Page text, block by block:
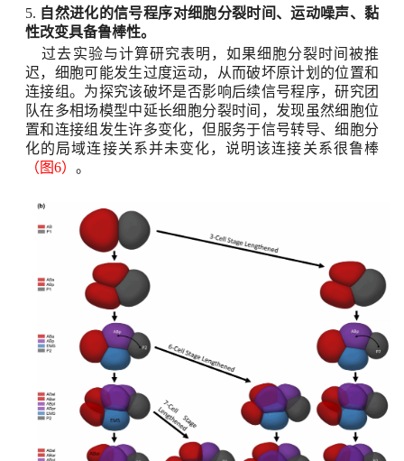
5. 自然进化的信号程序对细胞分裂时间、运动噪声、黏
性改变具备鲁棒性。
过去实验与计算研究表明，如果细胞分裂时间被推
迟，细胞可能发生过度运动，从而破坏原计划的位置和
连接组。为探究该破坏是否影响后续信号程序，研究团
队在多相场模型中延长细胞分裂时间，发现虽然细胞位
置和连接组发生许多变化，但服务于信号转导、细胞分
化的局域连接关系并未变化，说明该连接关系很鲁棒
（图6）。